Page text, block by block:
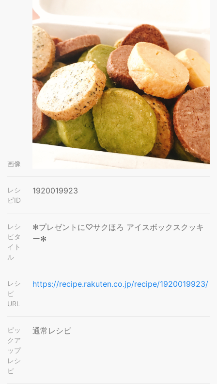
画像
レシ
ピID
1920019923
レシ
ピタ
イト
ル
✻プレゼントに♡サクほろ アイスボックスクッキ
ー✻
レシ
ピ
URL
https://recipe.rakuten.co.jp/recipe/1920019923/
ピッ
クア
ップ
レシ
ピ
通常レシピ